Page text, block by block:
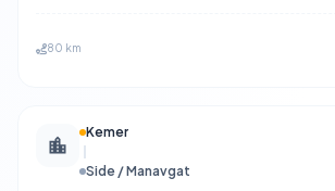
80 km
Kemer
Side / Manavgat